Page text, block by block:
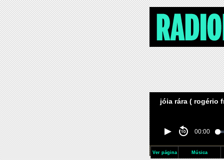
jóia rára ( rogério
00:00
Ver página Música